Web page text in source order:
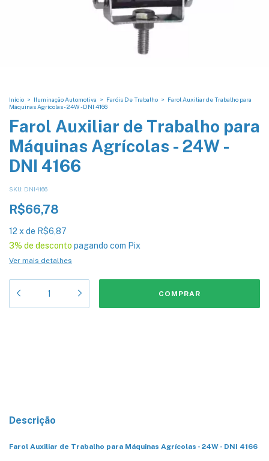
Início > Iluminação Automotiva > Faróis De Trabalho > Farol Auxiliar de Trabalho para
Máquinas Agrícolas - 24W - DNI 4166
Farol Auxiliar de Trabalho para
Máquinas Agrícolas - 24W -
DNI 4166
SKU: DNI4166
R$66,78
12 x de R$6,87
3% de desconto pagando com Pix
Ver mais detalhes
Descrição
Farol Auxiliar de Trabalho para Máquinas Agrícolas - 24W - DNI 4166